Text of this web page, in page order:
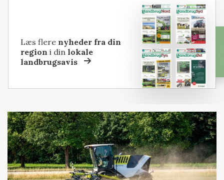
Læs flere nyheder fra din
region i dinlokale
landbrugsavis